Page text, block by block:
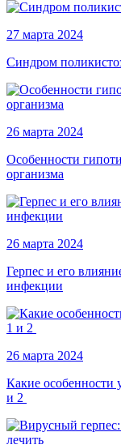
27 марта 2024
Синдром
26 марта 2024
Особенности
организма
26 марта 2024
Герпес и его
инфекции
26 марта 2024
Какие особенности
и 2